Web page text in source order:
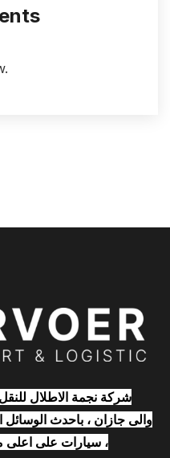
شركة نجمة الاطلال
والى جازان ، باحدث
، سيارات على اعلى